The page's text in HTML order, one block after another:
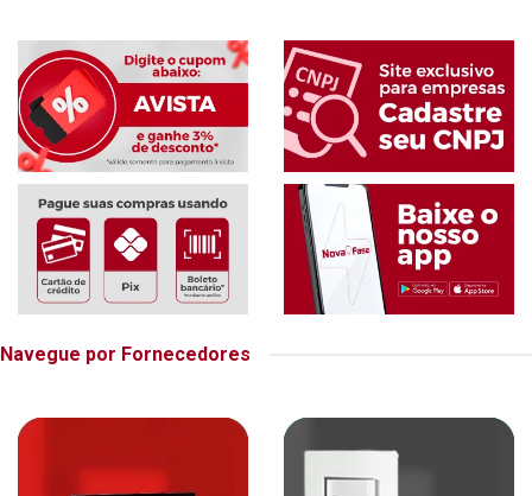
Navegue por Fornecedores